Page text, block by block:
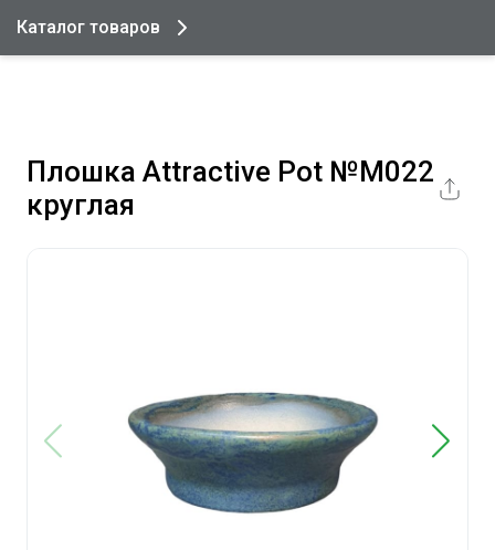
Каталог товаров
Плошка Attractive Pot №М022
круглая